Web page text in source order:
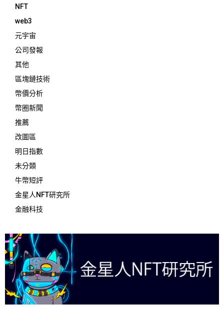
NFT
web3
元宇宙
公司發報
其他
區塊鏈技術
幣價分析
幣圈新聞
推薦
改圖區
明日指數
未分類
牛幣短評
金星人NFT研究所
金融科技